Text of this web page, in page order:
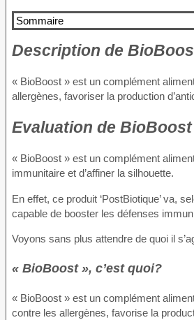
Sommaire
Description de
« BioBoost » est un complément
allergènes, favoriser la production
Evaluation de
« BioBoost » est un complément
immunitaire et d’affiner la silhouette.
En effet, ce produit ‘PostBiotique’ va,
capable de booster les défenses
Voyons sans plus attendre de quoi il
« BioBoost », c’est quoi?
« BioBoost » est un complément
contre les allergènes, favorise la